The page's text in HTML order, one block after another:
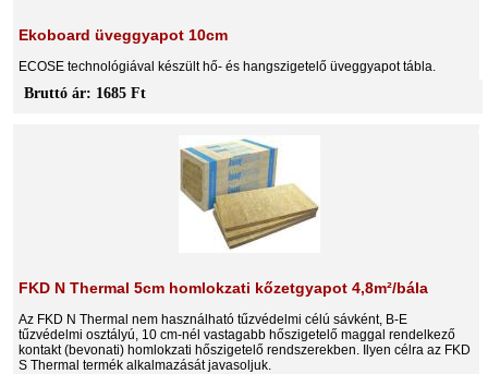
Ekoboard üveggyapot 10cm
ECOSE technológiával készült hő- és hangszigetelő üveggyapot tábla.
Bruttó ár: 1685 Ft
FKD N Thermal 5cm homlokzati kőzetgyapot 4,8m²/bála
Az FKD N Thermal nem használható tűzvédelmi célú sávként, B-E
tűzvédelmi osztályú, 10 cm-nél vastagabb hőszigetelő maggal rendelkező
kontakt (bevonati) homlokzati hőszigetelő rendszerekben. Ilyen célra az FKD
S Thermal termék alkalmazását javasoljuk.